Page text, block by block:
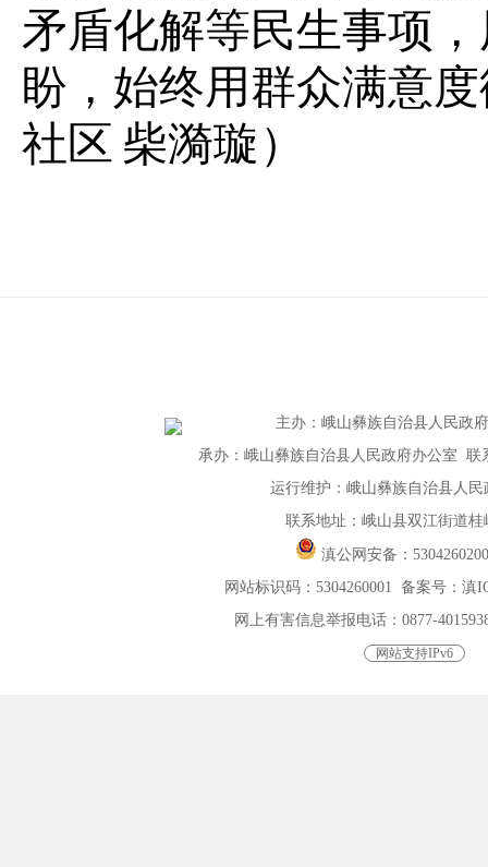
矛盾化解等民生事项
盼，始终用群众满意
社区 柴漪璇）
主办： 峨山彝族自治县人民政
承办：峨山彝族自治县人民政府办公室 联
运行维护：峨山彝族自治县人民
联系地址：峨山县双江街道桂
滇公网安备：
网站标识码：5304260001 备案号：滇
网上有害信息举报电话：0877-
网站支持IPv6